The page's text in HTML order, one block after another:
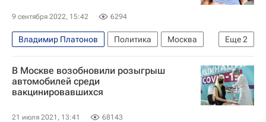
9 сентября 2022, 15:42 6294
Еще2
Владимир Платонов Политика
Москва
Московская торгово-промышленная палата
Единый день голосования — 2022
В Москве возобновили розыгрыш
автомобилей среди
вакцинировавшихся
21 июля 2021, 13:41 68143